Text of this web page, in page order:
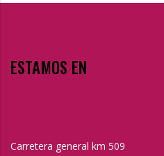
ESTAMOS EN
Carretera general km 509